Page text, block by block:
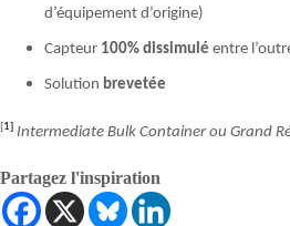
d’équipement d’origine)
Capteur 100% dissimulé entre
Solution brevetée
[1] Intermediate Bulk Container ou Grand
Partagez l'inspiration